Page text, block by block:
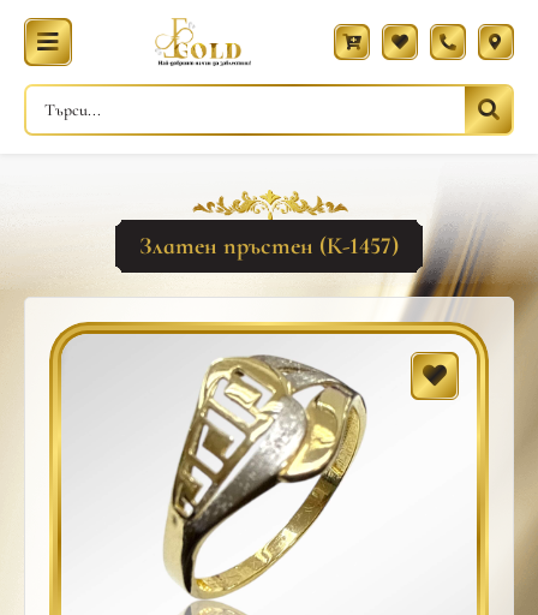
Златен пръстен (К-1457)